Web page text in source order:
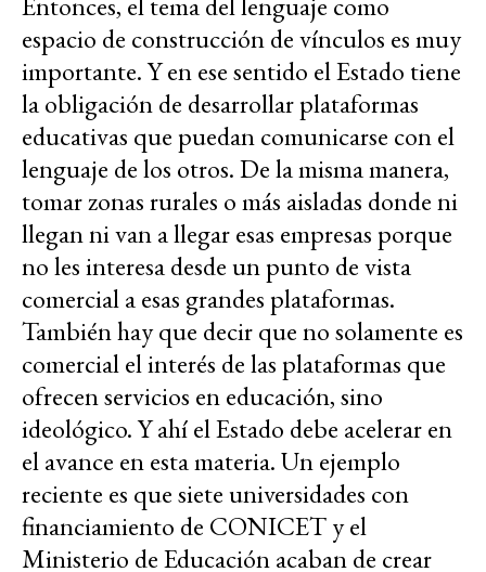
espacio de construcción de vínculos es muy
importante. Y en ese sentido el Estado tiene
la obligación de desarrollar plataformas
educativas que puedan comunicarse con el
lenguaje de los otros. De la misma manera,
tomar zonas rurales o más aisladas donde ni
llegan ni van a llegar esas empresas porque
no les interesa desde un punto de vista
comercial a esas grandes plataformas.
También hay que decir que no solamente es
comercial el interés de las plataformas que
ofrecen servicios en educación, sino
ideológico. Y ahí el Estado debe acelerar en
el avance en esta materia. Un ejemplo
reciente es que siete universidades con
financiamiento de CONICET y el
Ministerio de Educación acaban de crear